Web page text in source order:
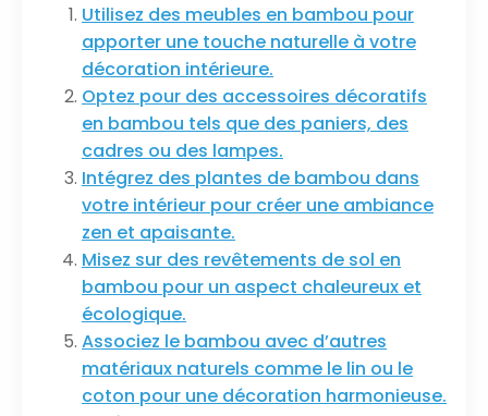
Utilisez des meubles en bambou pour
apporter une touche naturelle à votre
décoration intérieure.
Optez pour des accessoires décoratifs
en bambou tels que des paniers, des
cadres ou des lampes.
Intégrez des plantes de bambou dans
votre intérieur pour créer une ambiance
zen et apaisante.
Misez sur des revêtements de sol en
bambou pour un aspect chaleureux et
écologique.
Associez le bambou avec d’autres
matériaux naturels comme le lin ou le
coton pour une décoration harmonieuse.